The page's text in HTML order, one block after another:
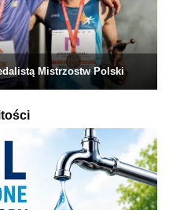
Mistrzostw Polski